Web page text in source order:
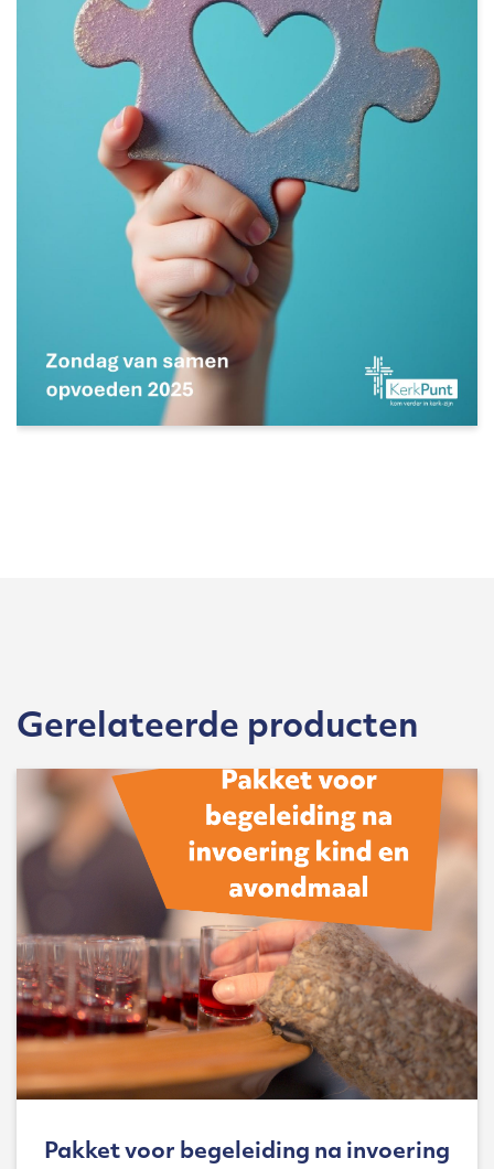
Gerelateerde producten
Pakket voor begeleiding na invoering